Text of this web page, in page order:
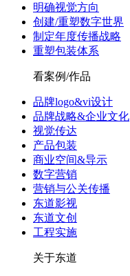
明确视觉方向
创建/重塑数字世界
制定年度传播战略
重塑包装体系
看案例/作品
品牌logo&vi设计
品牌战略&企业文化
视觉传达
产品包装
商业空间&导示
数字营销
营销与公关传播
东道影视
东道文创
工程实施
关于东道